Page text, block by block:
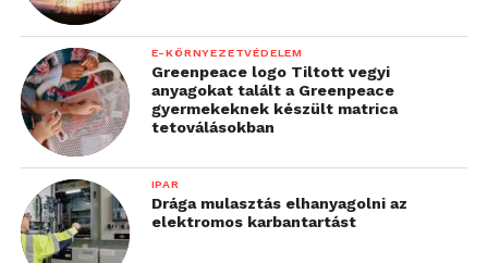
E-KÖRNYEZETVÉDELEM
Greenpeace logo Tiltott vegyi
anyagokat talált a Greenpeace
gyermekeknek készült matrica
tetoválásokban
IPAR
Drága mulasztás elhanyagolni az
elektromos karbantartást